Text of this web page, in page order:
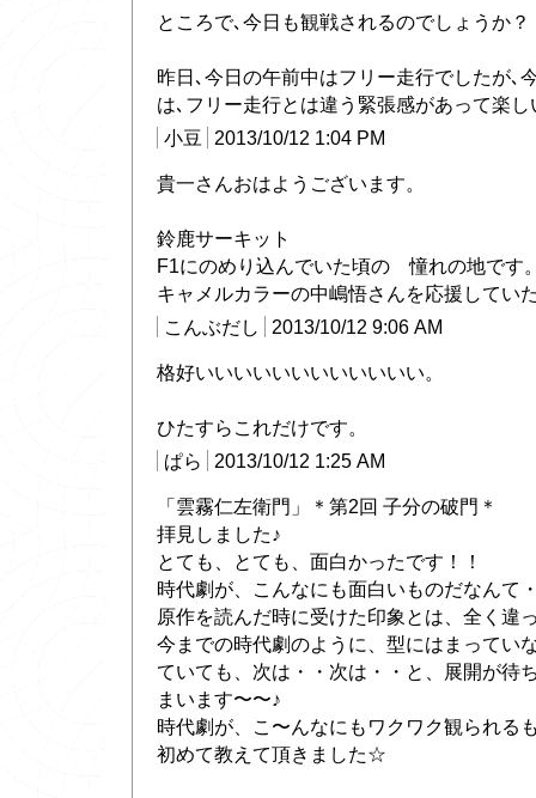
ところで､今日も観戦されるのでしょうか？
昨日､今日の午前中はフリー走行でしたが､
は､フリー走行とは違う緊張感があって楽
小豆
2013/10/12 1:04 PM
貴一さんおはようございます。
鈴鹿サーキット
F1にのめり込んでいた頃の 憧れの地です
キャメルカラーの中嶋悟さんを応援してい
こんぶだし
2013/10/12 9:06 AM
格好いいいいいいいいいいいい。
ひたすらこれだけです。
ぱら
2013/10/12 1:25 AM
「雲霧仁左衛門」＊第2回 子分の破門＊
拝見しました♪
とても、とても、面白かったです！！
時代劇が、こんなにも面白いものだなんて
原作を読んだ時に受けた印象とは、全く
今までの時代劇のように、型にはまってい
ていても、次は・・次は・・と、展開が待
まいます〜〜♪
時代劇が、こ〜んなにもワクワク観られる
初めて教えて頂きました☆